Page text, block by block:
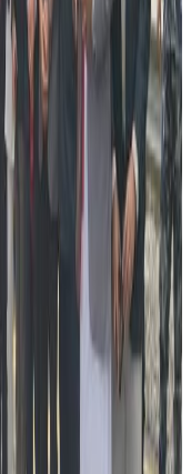
कामलाई मूर्तरुप दिने हो भने